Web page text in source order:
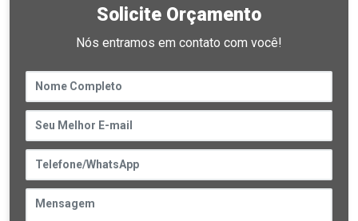
Solicite Orçamento
Nós entramos em contato com você!